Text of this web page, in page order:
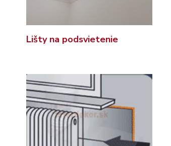
Lišty na podsvietenie